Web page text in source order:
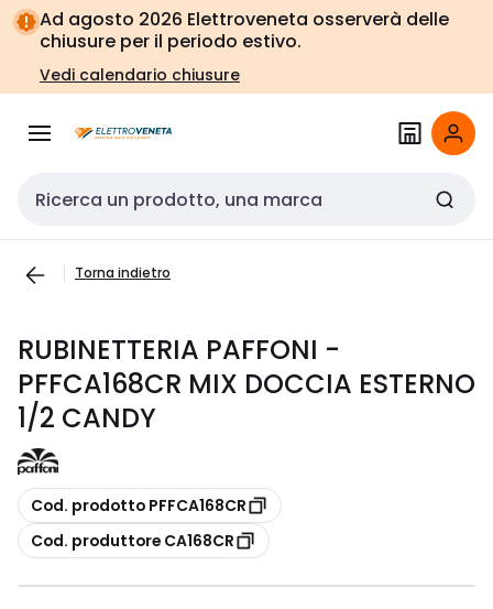
Vai alla
navigazione
Vai
alla
pagina
Ad agosto 2026 Elettroveneta osserverà delle
chiusure per il periodo estivo.
Vedi calendario chiusure
Cerca input
Torna indietro
RUBINETTERIA PAFFONI -
PFFCA168CR MIX DOCCIA ESTERNO
1/2 CANDY
copia
Cod. prodotto PFFCA168CR
copia
Cod. produttore CA168CR